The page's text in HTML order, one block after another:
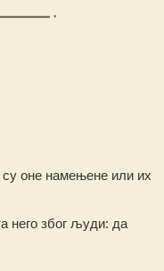
су оне намењене или их
него због људи: да